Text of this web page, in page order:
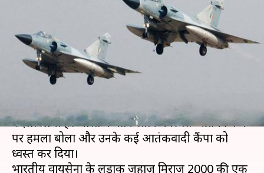
1,000 किलोग्राम बम गिराकर किये
आतंकी कैंप तहस-नहस
Manoj Panchal संपादन Feb 26, 2019 09:40 am
क्या है खबर?
जम्मू-कश्मीर के पुलवामा में हुए आतंकी हमले का भारत ने
बदला लिया है। भारत ने पाकिस्तान में स्थित आतंकी कैंप
पर हमला बोला और उनके कई आतंकवादी कैंपों को
ध्वस्त कर दिया।
भारतीय वायुसेना के लड़ाकू जहाज़ मिराज 2000 की एक